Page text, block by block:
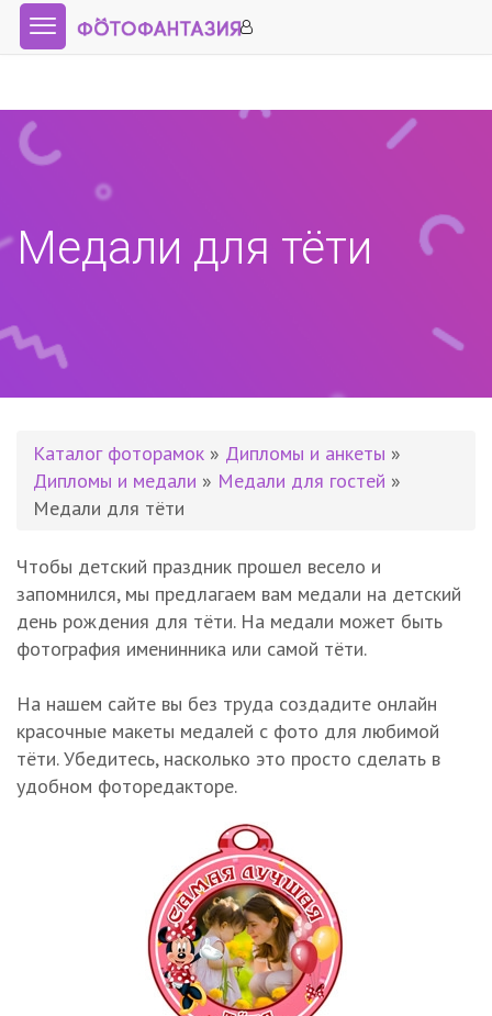
Медали для тёти
Каталог фоторамок » Дипломы и анкеты »
Дипломы и медали » Медали для гостей »
Медали для тёти
Чтобы детский праздник прошел весело и
запомнился, мы предлагаем вам медали на детский
день рождения для тёти. На медали может быть
фотография именинника или самой тёти.
На нашем сайте вы без труда создадите онлайн
красочные макеты медалей с фото для любимой
тёти. Убедитесь, насколько это просто сделать в
удобном фоторедакторе.